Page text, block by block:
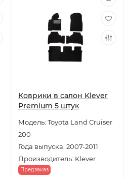
Коврики в салон Klever
Premium 5 штук
Модель: Toyota Land Cruiser
200
Года выпуска: 2007-2011
Производитель: Klever
Предзаказ